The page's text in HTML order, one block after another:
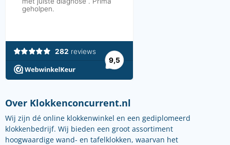
Over Klokkenconcurrent.nl
Wij zijn dé online klokkenwinkel en een gediplomeerd
klokkenbedrijf. Wij bieden een groot assortiment
hoogwaardige wand- en tafelklokken, waarvan het